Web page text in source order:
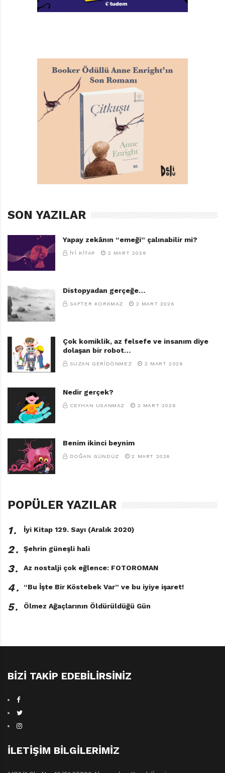
SON YAZILAR
Yapay zekânın “emeği” çalınabilir mi?
İYI KITAP 2 MART 2026
Distopyadan gerçeğe…
SAFTER KORKMAZ 2 MART 2026
Çok komiklik, az felsefe ve insanım diye
dolaşan bir robot…
SUZAN GERIDÖNMEZ 2 MART 2026
Nedir gerçek?
CEYHAN USANMAZ 2 MART 2026
Benim ikinci beynim
DOĞAN GÜNDÜZ 2 MART 2026
POPÜLER YAZILAR
1․ İyi Kitap 129. Sayı (Aralık 2020)
2․ Şehrin güneşli hali
3․ Az nostalji çok eğlence: FOTOROMAN
4․ “Bu İşte Bir Köstebek Var” ve bu iyiye işaret!
5․ Ölmez Ağaçlarının Öldürüldüğü Gün
BIZI TAKIP EDEBILIRSINIZ
İLETIŞIM BILGILERIMIZ